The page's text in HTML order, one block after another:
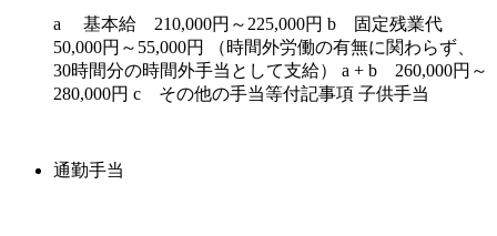
a 基本給 210,000円～225,000円 b 固定残業代
50,000円～55,000円 （時間外労働の有無に関わらず、
30時間分の時間外手当として支給） a + b 260,000円～
280,000円 c その他の手当等付記事項 子供手当
通勤手当